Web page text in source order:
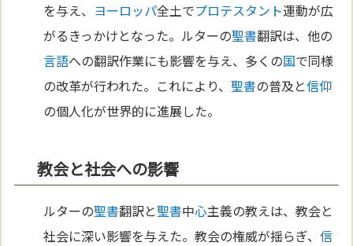
を与え、 ヨーロッパ全土でプロテスタント運動が広
がるきっかけとなった。ルターの聖書翻訳は、他の
言語への翻訳作業にも影響を与え、多くの国で同様
の改革が行われた。これにより、聖書の普及と信仰
の個人化が世界的に進展した。
教会と社会への影響
ルターの聖書翻訳と聖書中心主義の教えは、教会と
社会に深い影響を与えた。教会の権威が揺らぎ、信